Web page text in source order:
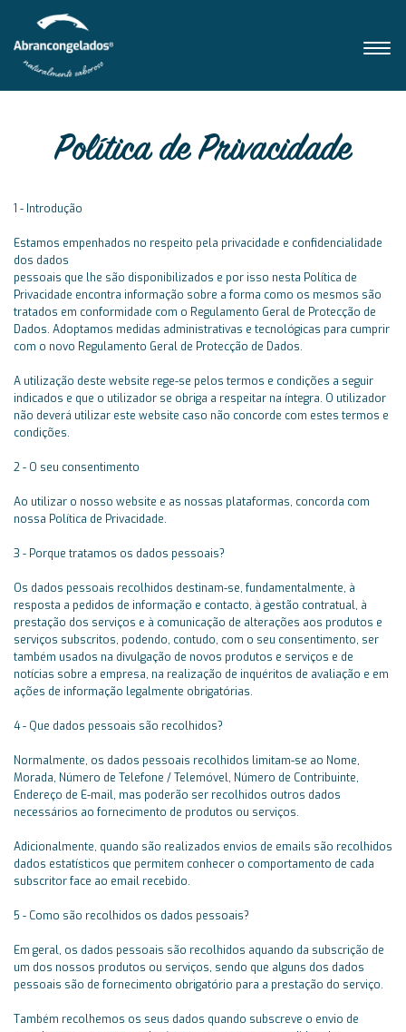
Política de Privacidade
1 - Introdução
Estamos empenhados no respeito pela privacidade e confidencialidade
dos dados
pessoais que lhe são disponibilizados e por isso nesta Política de
Privacidade encontra informação sobre a forma como os mesmos são
tratados em conformidade com o Regulamento Geral de Protecção de
Dados. Adoptamos medidas administrativas e tecnológicas para cumprir
com o novo Regulamento Geral de Protecção de Dados.
A utilização deste website rege-se pelos termos e condições a seguir
indicados e que o utilizador se obriga a respeitar na íntegra. O utilizador
não deverá utilizar este website caso não concorde com estes termos e
condições.
2 - O seu consentimento
Ao utilizar o nosso website e as nossas plataformas, concorda com
nossa Política de Privacidade.
3 - Porque tratamos os dados pessoais?
Os dados pessoais recolhidos destinam-se, fundamentalmente, à
resposta a pedidos de informação e contacto, à gestão contratual, à
prestação dos serviços e à comunicação de alterações aos produtos e
serviços subscritos, podendo, contudo, com o seu consentimento, ser
também usados na divulgação de novos produtos e serviços e de
notícias sobre a empresa, na realização de inquéritos de avaliação e em
ações de informação legalmente obrigatórias.
4 - Que dados pessoais são recolhidos?
Normalmente, os dados pessoais recolhidos limitam-se ao Nome,
Morada, Número de Telefone / Telemóvel, Número de Contribuinte,
Endereço de E-mail, mas poderão ser recolhidos outros dados
necessários ao fornecimento de produtos ou serviços.
Adicionalmente, quando são realizados envios de emails são recolhidos
dados estatísticos que permitem conhecer o comportamento de cada
subscritor face ao email recebido.
5 - Como são recolhidos os dados pessoais?
Em geral, os dados pessoais são recolhidos aquando da subscrição de
um dos nossos produtos ou serviços, sendo que alguns dos dados
pessoais são de fornecimento obrigatório para a prestação do serviço.
Também recolhemos os seus dados quando subscreve o envio de